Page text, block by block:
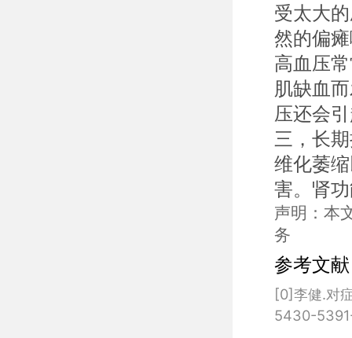
受太大
然的偏
高血压
肌缺血
压还会
三，长
维化萎
害。肾
声明：本
务
参考文
[0]李健.对